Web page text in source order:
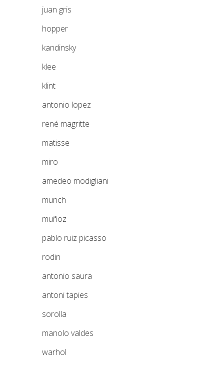
juan gris
hopper
kandinsky
klee
klint
antonio lopez
rené magritte
matisse
miro
amedeo modigliani
munch
muñoz
pablo ruiz picasso
rodin
antonio saura
antoni tapies
sorolla
manolo valdes
warhol